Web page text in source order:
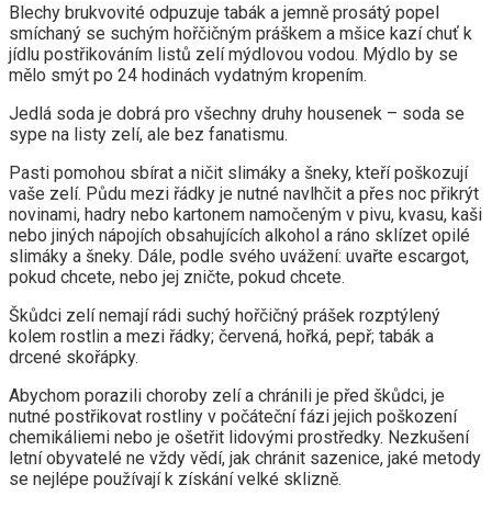
Blechy brukvovité odpuzuje tabák a jemně prosátý popel
smíchaný se suchým hořčičným práškem a mšice kazí chuť k
jídlu postřikováním listů zelí mýdlovou vodou. Mýdlo by se
mělo smýt po 24 hodinách vydatným kropením.
Jedlá soda je dobrá pro všechny druhy housenek – soda se
sype na listy zelí, ale bez fanatismu.
Pasti pomohou sbírat a ničit slimáky a šneky, kteří poškozují
vaše zelí. Půdu mezi řádky je nutné navlhčit a přes noc přikrýt
novinami, hadry nebo kartonem namočeným v pivu, kvasu, kaši
nebo jiných nápojích obsahujících alkohol a ráno sklízet opilé
slimáky a šneky. Dále, podle svého uvážení: uvařte escargot,
pokud chcete, nebo jej zničte, pokud chcete.
Škůdci zelí nemají rádi suchý hořčičný prášek rozptýlený
kolem rostlin a mezi řádky; červená, hořká, pepř; tabák a
drcené skořápky.
Abychom porazili choroby zelí a chránili je před škůdci, je
nutné postřikovat rostliny v počáteční fázi jejich poškození
chemikáliemi nebo je ošetřit lidovými prostředky. Nezkušení
letní obyvatelé ne vždy vědí, jak chránit sazenice, jaké metody
se nejlépe používají k získání velké sklizně.